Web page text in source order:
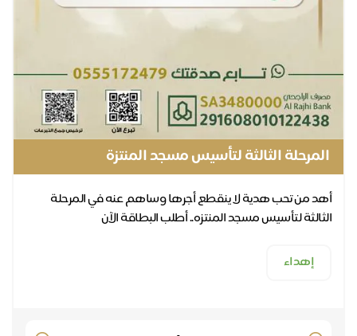
المرحلة الثالثة لتأسيس مسجد المنتزة
أهد من تحب هدية لا ينقطع أجرها وساهم عنه في المرحلة
الثالثة لتأسيس مسجد المنتزه.. أطلب البطاقة الآن
إهداء